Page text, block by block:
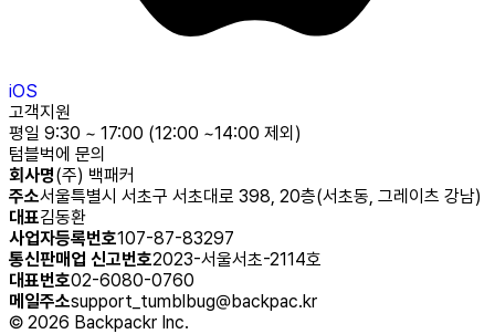
iOS
고객지원
평일 9:30 ~ 17:00 (12:00 ~14:00 제외)
텀블벅에 문의
회사명(주) 백패커
주소서울특별시 서초구 서초대로 398, 20층(서초동, 그레이츠 강남)
대표김동환
사업자등록번호107-87-83297
통신판매업 신고번호2023-서울서초-2114호
대표번호02-6080-0760
메일주소support_tumblbug@backpac.kr
© 2026 Backpackr Inc.